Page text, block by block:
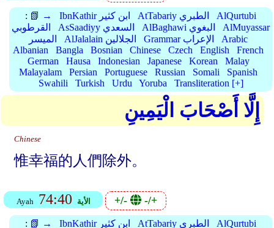
: 📗 → IbnKathir ابن كثير AtTabariy الطبري
AlQurtubi
القرطوبي
AsSaadiyy السعدي AlBaghawi البغوي
AlMuyassar
الميسر
AlJalalain الجلالين Grammar الإعراب
Arabic
Albanian
Bangla Bosnian Chinese Czech English
French
German
Hausa Indonesian Japanese Korean
Malay
Malayalam
Persian Portuguese Russian Somali
Spanish
Swahili
Turkish Urdu Yoruba Transliteration [+]
إِلَّا أَصْحَابَ الْيَمِينِ
Chinese
惟幸福的人們除外。
Ayah 74:40 الأية +/- -/+
: 📗 → IbnKathir ابن كثير AtTabariy الطبري AlQurtubi